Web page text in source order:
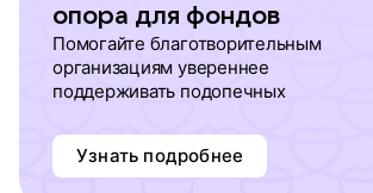
опора для фондов
Помогайте благотворительным
организациям увереннее
поддерживать подопечных
Узнать подробнее